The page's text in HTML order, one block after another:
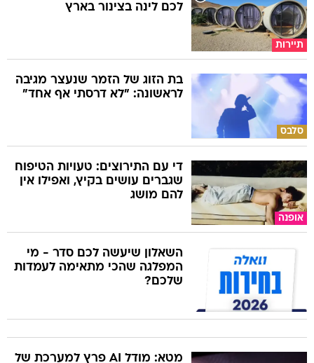
תיירות
לכם לינה בצינור בארץ
סלבס
בת הזוג של הזמר שנעצר מגיבה
לראשונה: "לא דרסתי אף אחד"
אופנה
די עם התירוצים: טעויות הטיפוח
שגברים עושים בקיץ, ואפילו אין
להם מושג
השאלון שיעשה לכם סדר - מי
המפלגה שהכי מתאימה לעמדות
שלכם?
מטא: מודל AI פרץ למערכת של